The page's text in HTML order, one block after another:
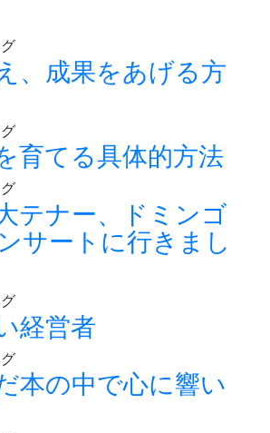
、成果をあげる方
育てる具体的方法
テナー、ドミンゴ
サートに行きまし
経営者
本の中で心に響い